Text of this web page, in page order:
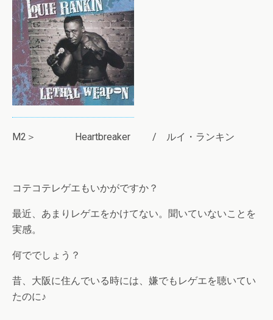
M2＞ Heartbreaker / ルイ・ランキン
コテコテレゲエもいかがですか？
最近、あまりレゲエをかけてない。聞いていないことを
実感。
何ででしょう？
昔、大阪に住んでいる時には、嫌でもレゲエを聴いてい
たのに♪